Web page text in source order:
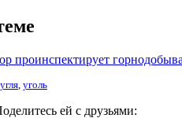
проинспектирует
уголь
ей с друзьями: